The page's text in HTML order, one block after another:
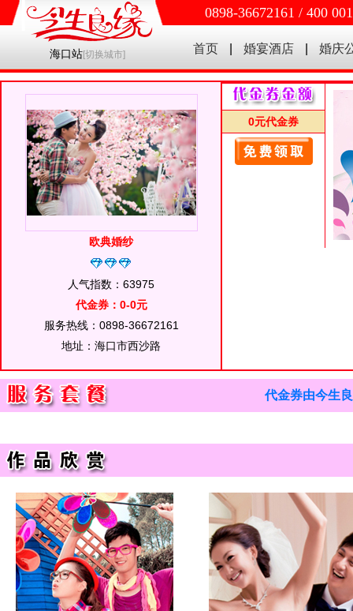
海口站[切换城市]
0898-36672161 / 400
首页 婚宴酒店 婚庆
欧典婚纱
人气指数：63975
代金券：0-0元
服务热线：0898-36672161
地址：海口市西沙路
0元代金券
代金券由今生